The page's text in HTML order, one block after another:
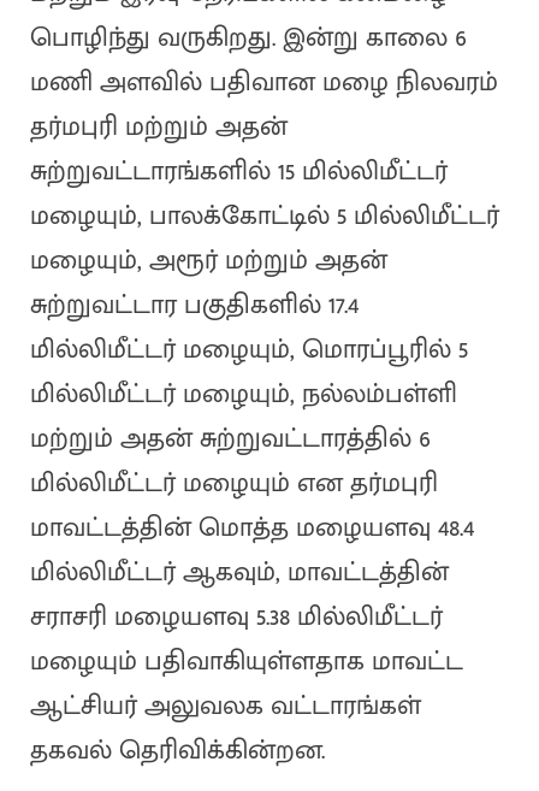
பொழிந்து வருகிறது. இன்று காலை 6
மணி அளவில் பதிவான மழை நிலவரம்
தர்மபுரி மற்றும் அதன்
சுற்றுவட்டாரங்களில் 15 மில்லிமீட்டர்
மழையும், பாலக்கோட்டில் 5 மில்லிமீட்டர்
மழையும், அரூர் மற்றும் அதன்
சுற்றுவட்டார பகுதிகளில் 17.4
மில்லிமீட்டர் மழையும், மொரப்பூரில் 5
மில்லிமீட்டர் மழையும், நல்லம்பள்ளி
மற்றும் அதன் சுற்றுவட்டாரத்தில் 6
மில்லிமீட்டர் மழையும் என தர்மபுரி
மாவட்டத்தின் மொத்த மழையளவு 48.4
மில்லிமீட்டர் ஆகவும், மாவட்டத்தின்
சராசரி மழையளவு 5.38 மில்லிமீட்டர்
மழையும் பதிவாகியுள்ளதாக மாவட்ட
ஆட்சியர் அலுவலக வட்டாரங்கள்
தகவல் தெரிவிக்கின்றன.